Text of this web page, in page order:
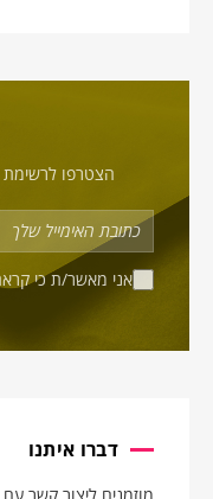
הצטרפו לרשימת
אני מאשר/ת כי
דברו איתנו